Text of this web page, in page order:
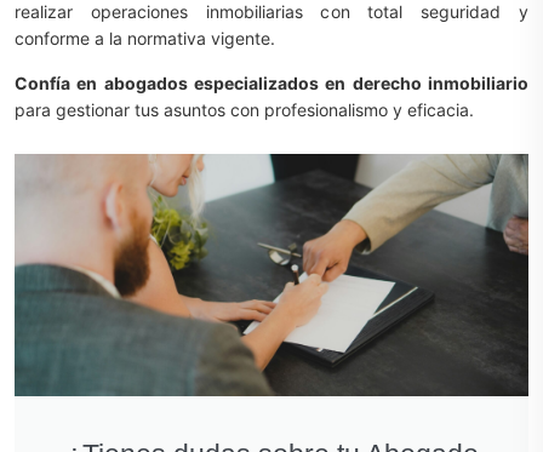
realizar operaciones inmobiliarias con total seguridad y
conforme a la normativa vigente.
Confía en abogados especializados en derecho inmobiliario
para gestionar tus asuntos con profesionalismo y eficacia.